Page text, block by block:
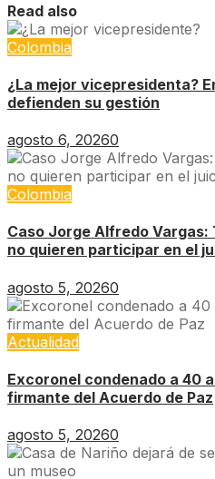
Read also
Colombia
¿La mejor vicepresidenta?
defienden su gestión
agosto 6, 20260
Colombia
Caso Jorge Alfredo
no quieren participar en el
agosto 5, 20260
Actualidad
Excoronel condenado a 40
firmante del Acuerdo de Paz
agosto 5, 20260